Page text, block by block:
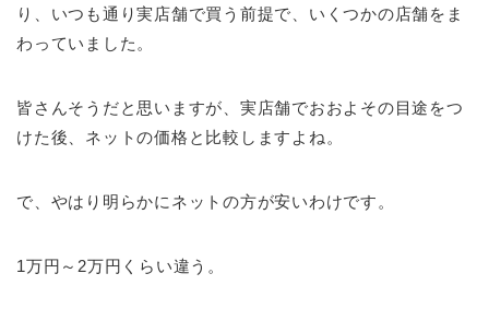
り、いつも通り実店舗で買う前提で、いくつかの店舗をま
わっていました。
皆さんそうだと思いますが、実店舗でおおよその目途をつ
けた後、ネットの価格と比較しますよね。
で、やはり明らかにネットの方が安いわけです。
1万円～2万円くらい違う。